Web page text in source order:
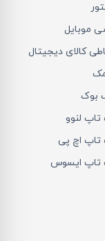
موبایل
کالای دیجیتال
بوک
لنوو
اچ پی
تاپ ایسوس